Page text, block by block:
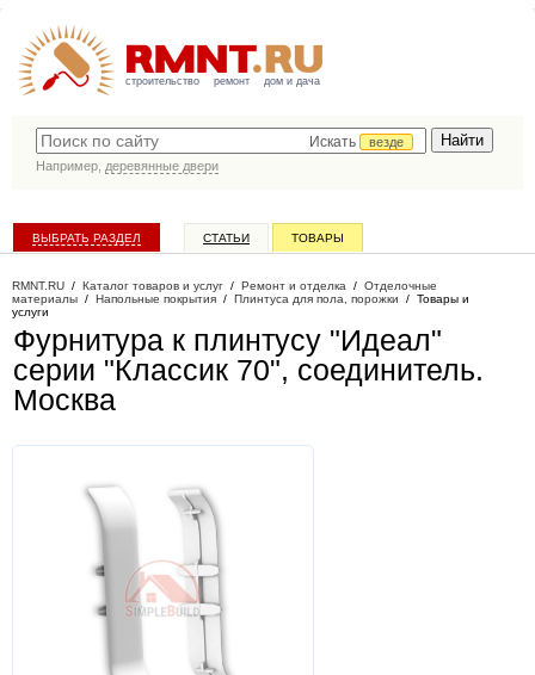
строительство ремонт дом и дача
Искать
везде
Например, деревянные двери
ВЫБРАТЬ РАЗДЕЛ СТАТЬИ ТОВАРЫ
RMNT.RU / Каталог товаров и услуг / Ремонт и отделка / Отделочные
материалы / Напольные покрытия / Плинтуса для пола, порожки / Товары и
услуги
Фурнитура к плинтусу "Идеал"
серии "Классик 70", соединитель.
Москва